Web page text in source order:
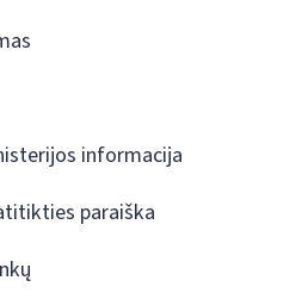
informacija
paraiška